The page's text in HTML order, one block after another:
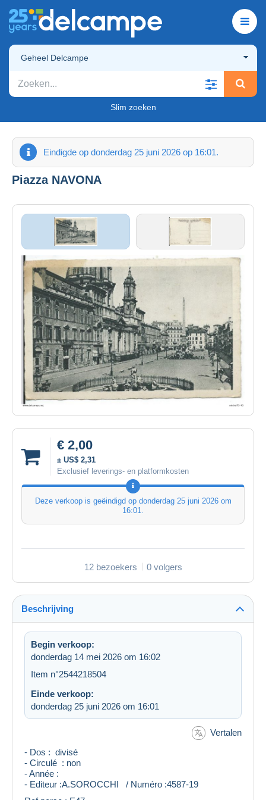
Geheel Delcampe
Slim zoeken
Eindigde op donderdag 25 juni 2026 op 16:01.
Piazza NAVONA
€ 2,00
± US$ 2,31
Exclusief leverings- en platformkosten
Deze verkoop is geëindigd op donderdag 25 juni 2026 om
16:01
12 bezoekers 0 volgers
Beschrijving
Begin verkoop:
donderdag 14 mei 2026 om 16:02
Item n°2544218504
Einde verkoop:
donderdag 25 juni 2026 om 16:01
Vertalen
- Dos : divisé
- Circulé : non
- Année :
- Editeur :A.SOROCCHI / Numéro :4587-19